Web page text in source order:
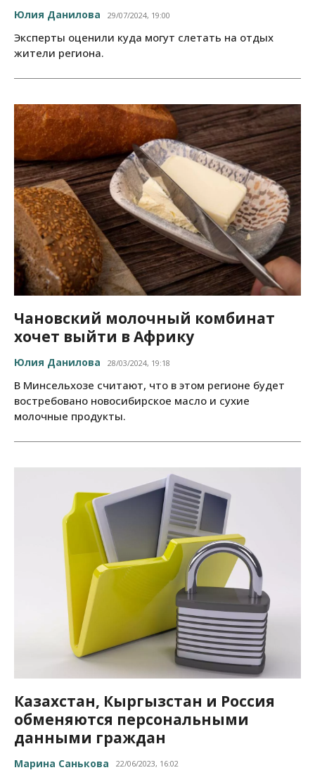
Юлия Данилова 29/07/2024, 19:00
Эксперты оценили куда могут слетать на отдых
жители региона.
Чановский молочный комбинат
хочет выйти в Африку
Юлия Данилова 28/03/2024, 19:18
В Минсельхозе считают, что в этом регионе будет
востребовано новосибирское масло и сухие
молочные продукты.
Казахстан, Кыргызстан и Россия
обменяются персональными
данными граждан
Марина Санькова 22/06/2023, 16:02